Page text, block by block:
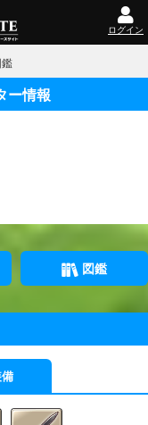
ログイン
ー情報
図鑑